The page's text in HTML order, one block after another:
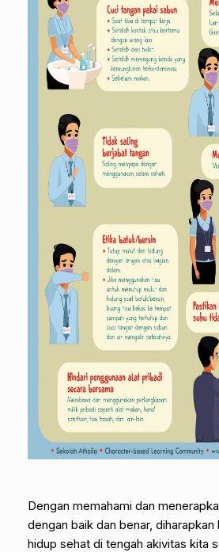
Dengan memahami dan
dengan baik dan benar,
hidup sehat di tengah akivitas kita